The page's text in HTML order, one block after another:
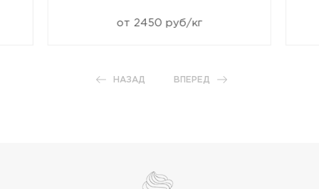
от 2450 руб/кг
НАЗАД ВПЕРЕД